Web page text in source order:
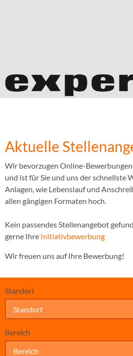
Aktuelle
Wir bevorzugen Online-Bewerbungen
und ist für Sie und uns der schnellste
Anlagen, wie Lebenslauf und
allen gängigen Formaten hoch.
Kein passendes Stellenangebot
gerne Ihre Initiativbewerbung
Wir freuen uns auf Ihre Bewerbung!
Standort
Standort
Bereich
Bereich